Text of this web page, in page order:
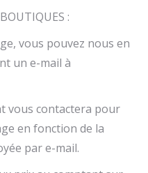
:
vous pouvez nous en
un e-mail à
vous contactera pour
en fonction de la
par e-mail.